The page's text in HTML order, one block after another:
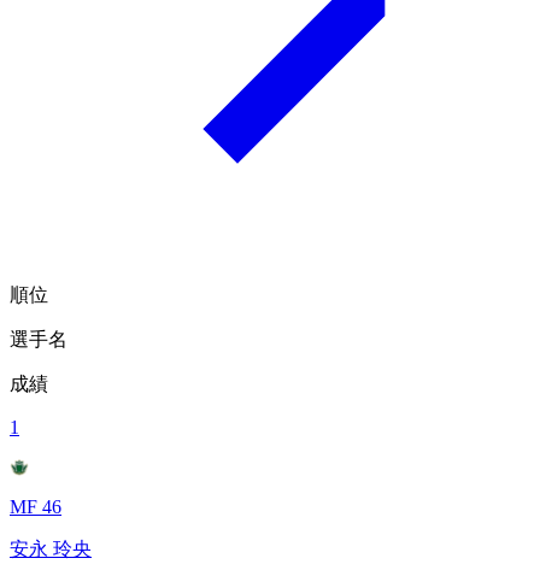
順位
選手名
成績
1
MF 46
安永 玲央